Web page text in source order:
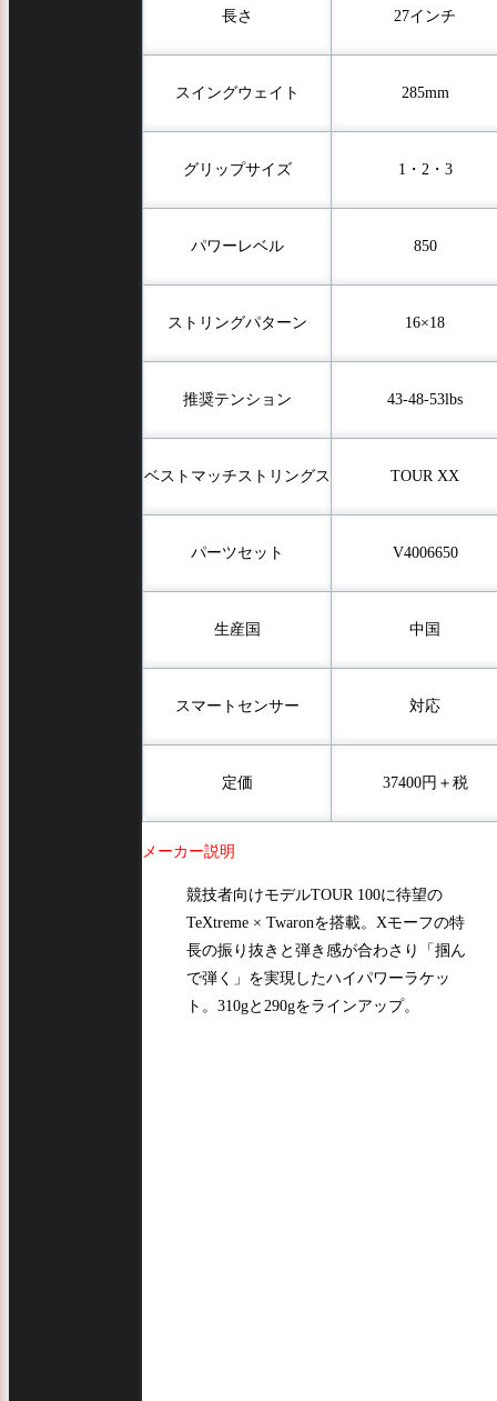
長さ 27インチ
スイングウェイト 285mm
グリップサイズ 1・2・3
パワーレベル 850
ストリングパターン 16×18
推奨テンション 43-48-53lbs
ベストマッチストリングス TOUR XX
パーツセット V4006650
生産国 中国
スマートセンサー 対応
定価 37400円＋税
メーカー説明
競技者向けモデルTOUR 100に待望の
TeXtreme × Twaronを搭載。Xモーフの特
長の振り抜きと弾き感が合わさり「掴ん
で弾く」を実現したハイパワーラケッ
ト。310gと290gをラインアップ。